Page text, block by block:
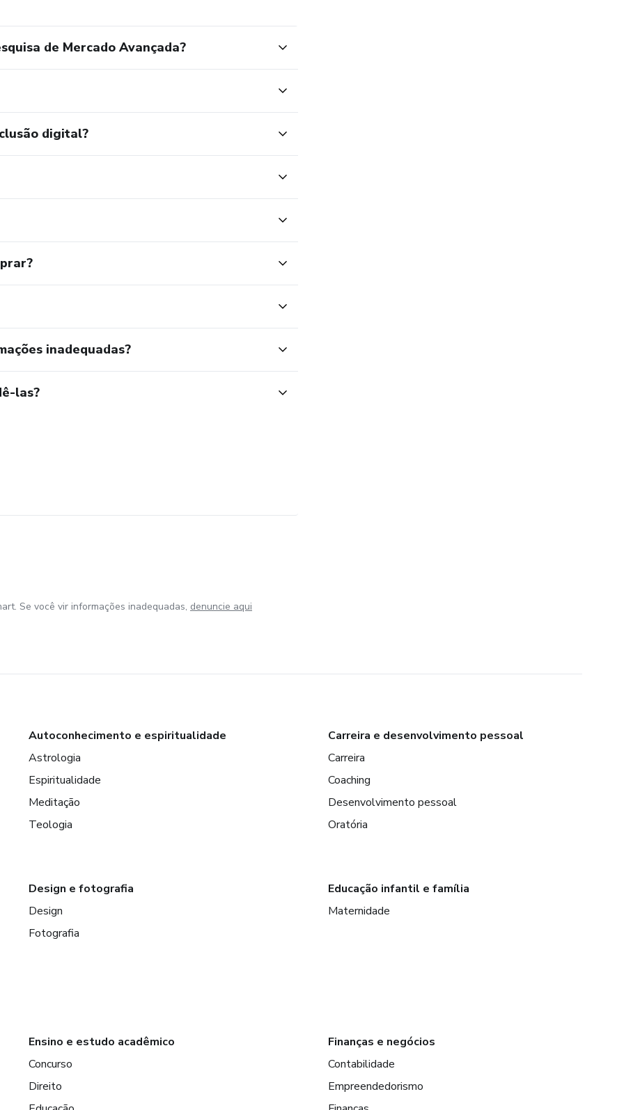
de Mercado Avançada?
digital?
inadequadas?
las?
Se você vir informações inadequadas, denuncie aqui
Autoconhecimento e espiritualidade
Astrologia
Espiritualidade
Meditação
Teologia
Carreira e desenvolvimento pessoal
Carreira
Coaching
Desenvolvimento pessoal
Oratória
Design e fotografia
Design
Fotografia
Educação infantil e família
Maternidade
Ensino e estudo acadêmico
Concurso
Direito
Finanças e negócios
Contabilidade
Empreendedorismo